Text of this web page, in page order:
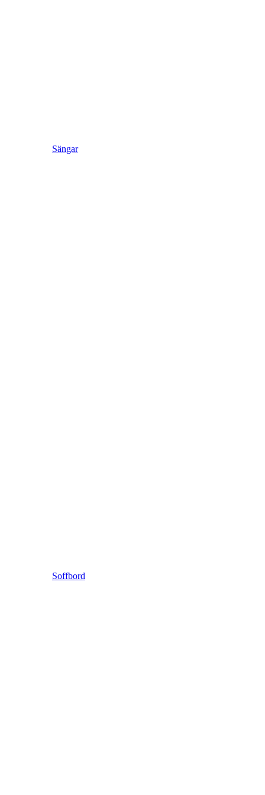
Sängar
Soffbord